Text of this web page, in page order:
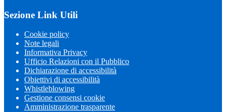
Sezione Link Utili
Cookie policy
Note legali
Informativa Privacy
Ufficio Relazioni con il Pubblico
Dichiarazione di accessibilità
Obiettivi di accessibilità
Whistleblowing
Gestione consensi cookie
Amministrazione trasparente